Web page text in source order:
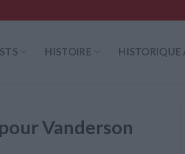
HISTOIRE HISTORIQUE
Vanderson